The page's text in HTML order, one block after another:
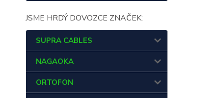
JSME HRDÝ DOVOZCE ZNAČEK:
SUPRA CABLES
NAGAOKA
ORTOFON